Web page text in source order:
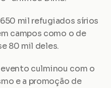
mil refugiados sírios
campos como o de
80 mil deles.
culminou com o
e a promoção de